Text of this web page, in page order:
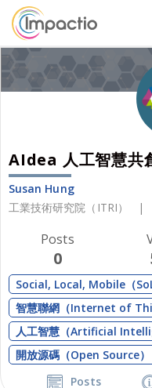
AIdea 人工智慧共
Susan Hung
工業技術研究院（ITRI）
|
Posts
0
Social, Local, Mobile（
智慧聯網（Internet of
人工智慧（Artificial
開放源碼（Open Source）
Posts